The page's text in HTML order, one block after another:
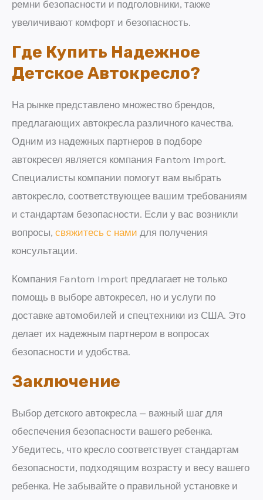
ремни безопасности и подголовники, также
увеличивают комфорт и безопасность.
Где Купить Надежное
Детское Автокресло?
На рынке представлено множество брендов,
предлагающих автокресла различного качества.
Одним из надежных партнеров в подборе
автокресел является компания Fantom Import.
Специалисты компании помогут вам выбрать
автокресло, соответствующее вашим требованиям
и стандартам безопасности. Если у вас возникли
вопросы, свяжитесь с нами для получения
консультации.
Компания Fantom Import предлагает не только
помощь в выборе автокресел, но и услуги по
доставке автомобилей и спецтехники из США. Это
делает их надежным партнером в вопросах
безопасности и удобства.
Заключение
Выбор детского автокресла — важный шаг для
обеспечения безопасности вашего ребенка.
Убедитесь, что кресло соответствует стандартам
безопасности, подходящим возрасту и весу вашего
ребенка. Не забывайте о правильной установке и